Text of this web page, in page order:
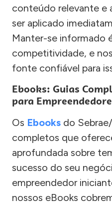
conteúdo relevante e
ser aplicado
Manter-se informado
competitividade, e
fonte confiável para
Ebooks: Guias
para
Os Ebooks do
completos que
aprofundada sobre
sucesso do seu
empreendedor
nossos eBooks